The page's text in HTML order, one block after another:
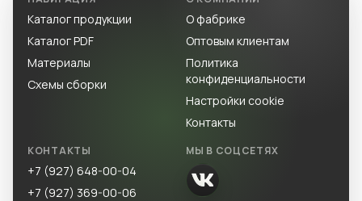
Каталог продукции
Каталог PDF
Материалы
Схемы сборки
О фабрике
Оптовым клиентам
Политика
конфиденциальности
Настройки cookie
Контакты
КОНТАКТЫ
+7 (927) 648-00-04
+7 (927) 369-00-06
МЫ В СОЦСЕТЯХ